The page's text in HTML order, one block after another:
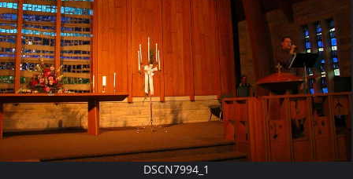
DSCN7994_1